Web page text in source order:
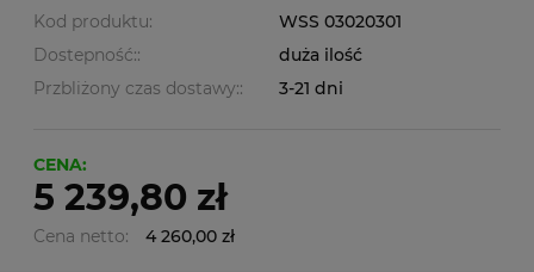
Kod produktu:
WSS 03020301
Dostepność::
duża ilość
Przbliżony czas dostawy::
3-21 dni
CENA:
5 239,80 zł
Cena netto: 4 260,00 zł